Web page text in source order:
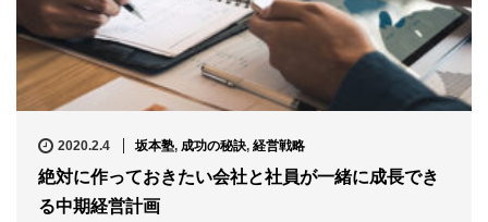
a
t
i
o
n
2020.2.4 坂本塾, 成功の秘訣, 経営戦略
絶対に作っておきたい会社と社員が一緒に成長でき
る中期経営計画